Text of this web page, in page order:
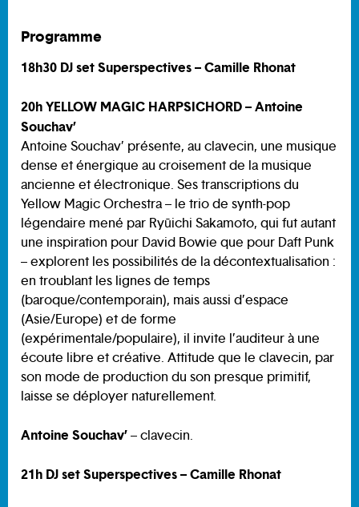
Programme
18h30 DJ set Superspectives – Camille Rhonat
20h YELLOW MAGIC HARPSICHORD – Antoine
Souchav’
Antoine Souchav’ présente, au clavecin, une musique
dense et énergique au croisement de la musique
ancienne et électronique. Ses transcriptions du
Yellow Magic Orchestra – le trio de synth-pop
légendaire mené par Ryūichi Sakamoto, qui fut autant
une inspiration pour David Bowie que pour Daft Punk
– explorent les possibilités de la décontextualisation :
en troublant les lignes de temps
(baroque/contemporain), mais aussi d’espace
(Asie/Europe) et de forme
(expérimentale/populaire), il invite l’auditeur à une
écoute libre et créative. Attitude que le clavecin, par
son mode de production du son presque primitif,
laisse se déployer naturellement.
Antoine Souchav’– clavecin.
21h DJ set Superspectives – Camille Rhonat